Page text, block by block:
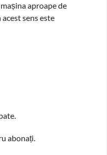
aproape de
sens este
abonați.